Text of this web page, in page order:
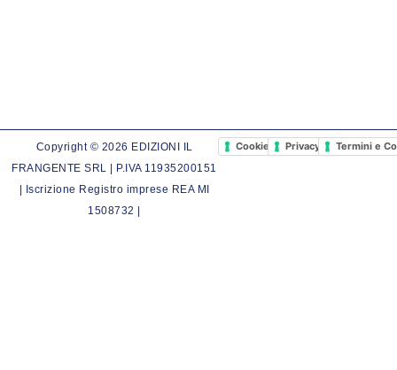
Copyright © 2026 EDIZIONI IL
FRANGENTE SRL | P.IVA 11935200151
| Iscrizione Registro imprese REA MI
1508732 |
Cookie PolicyPrivacy PolicyTermini e